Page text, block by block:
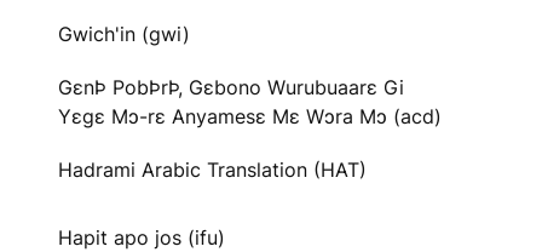
Gwich'in (gwi)
GɛnÞ PobÞrÞ, Gɛbono Wurubuaarɛ Gi
Yɛgɛ Mɔ-rɛ Anyamesɛ Mɛ Wɔra Mɔ (acd)
Hadrami Arabic Translation (HAT)
Hapit apo jos (ifu)